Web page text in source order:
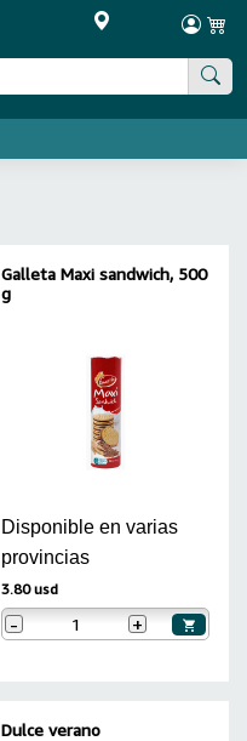
Galleta Maxi sandwich, 500
g
Disponible en varias
provincias
3.80 usd
- +
Dulce verano